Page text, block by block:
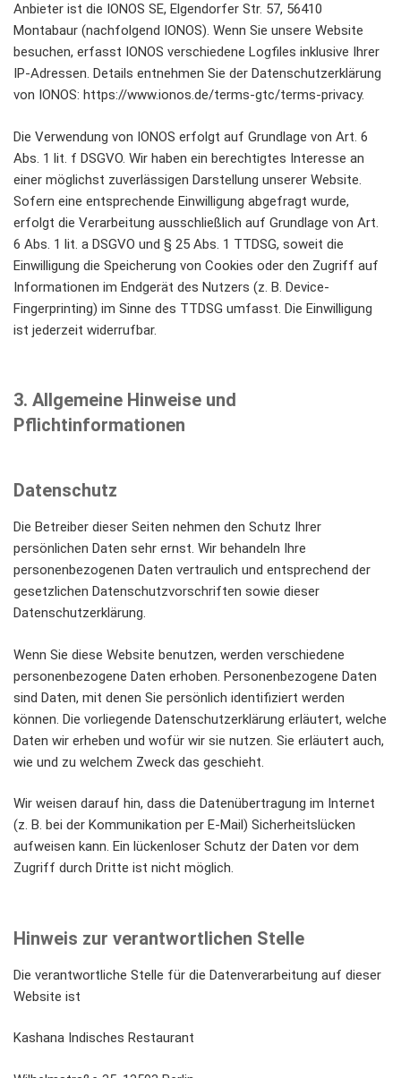
Anbieter ist die IONOS SE, Elgendorfer Str. 57, 56410
Montabaur (nachfolgend IONOS). Wenn Sie unsere Website
besuchen, erfasst IONOS verschiedene Logfiles inklusive Ihrer
IP-Adressen. Details entnehmen Sie der Datenschutzerklärung
von IONOS: https://www.ionos.de/terms-gtc/terms-privacy.
Die Verwendung von IONOS erfolgt auf Grundlage von Art. 6
Abs. 1 lit. f DSGVO. Wir haben ein berechtigtes Interesse an
einer möglichst zuverlässigen Darstellung unserer Website.
Sofern eine entsprechende Einwilligung abgefragt wurde,
erfolgt die Verarbeitung ausschließlich auf Grundlage von Art.
6 Abs. 1 lit. a DSGVO und § 25 Abs. 1 TTDSG, soweit die
Einwilligung die Speicherung von Cookies oder den Zugriff auf
Informationen im Endgerät des Nutzers (z. B. Device-
Fingerprinting) im Sinne des TTDSG umfasst. Die Einwilligung
ist jederzeit widerrufbar.
3. Allgemeine Hinweise und
Pflichtinformationen
Datenschutz
Die Betreiber dieser Seiten nehmen den Schutz Ihrer
persönlichen Daten sehr ernst. Wir behandeln Ihre
personenbezogenen Daten vertraulich und entsprechend der
gesetzlichen Datenschutzvorschriften sowie dieser
Datenschutzerklärung.
Wenn Sie diese Website benutzen, werden verschiedene
personenbezogene Daten erhoben. Personenbezogene Daten
sind Daten, mit denen Sie persönlich identifiziert werden
können. Die vorliegende Datenschutzerklärung erläutert, welche
Daten wir erheben und wofür wir sie nutzen. Sie erläutert auch,
wie und zu welchem Zweck das geschieht.
Wir weisen darauf hin, dass die Datenübertragung im Internet
(z. B. bei der Kommunikation per E-Mail) Sicherheitslücken
aufweisen kann. Ein lückenloser Schutz der Daten vor dem
Zugriff durch Dritte ist nicht möglich.
Hinweis zur verantwortlichen Stelle
Die verantwortliche Stelle für die Datenverarbeitung auf dieser
Website ist
Kashana Indisches Restaurant